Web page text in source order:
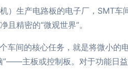
）生产电路板的电子厂，SMT
精密的“微观世界”。
间的核心任务，就是将微小的
主板或控制板。对于功能日